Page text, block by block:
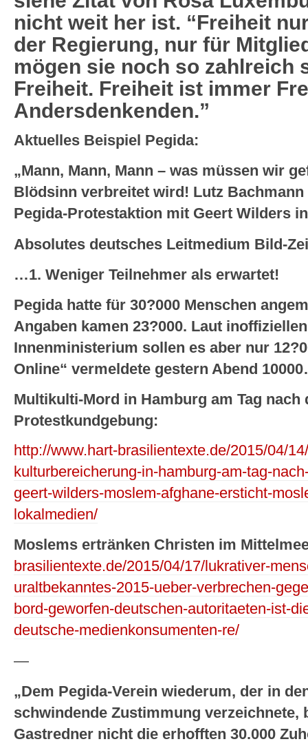
nicht weit her ist. “Freiheit
der Regierung, nur für
mögen sie noch so zahlreich
Freiheit. Freiheit ist immer
Andersdenkenden.”
Aktuelles Beispiel Pegida:
„Mann, Mann, Mann – was müssen wir
Blödsinn verbreitet wird! Lutz Bachmann
Pegida-Protestaktion mit Geert Wilders
Absolutes deutsches Leitmedium Bild-
…1. Weniger Teilnehmer als erwartet!
Pegida hatte für 30?000 Menschen
Angaben kamen 23?000. Laut
Innenministerium sollen es aber nur
Online“ vermeldete gestern Abend
Multikulti-Mord in Hamburg am Tag nach
Protestkundgebung:
http://www.hart-brasilientexte.de/2015/04/
kulturbereicherung-in-hamburg-am-tag-
geert-wilders-moslem-afghane-ersticht-
lokalmedien/
Moslems ertränken Christen im
brasilientexte.de/2015/04/17/lukrativer-
uraltbekanntes-2015-ueber-verbrechen-
bord-geworfen-deutschen-autoritaeten-ist-
deutsche-medienkonsumenten-re/
—
„Dem Pegida-Verein wiederum, der in
schwindende Zustimmung verzeichnete,
Gastredner nicht die erhofften 30.000